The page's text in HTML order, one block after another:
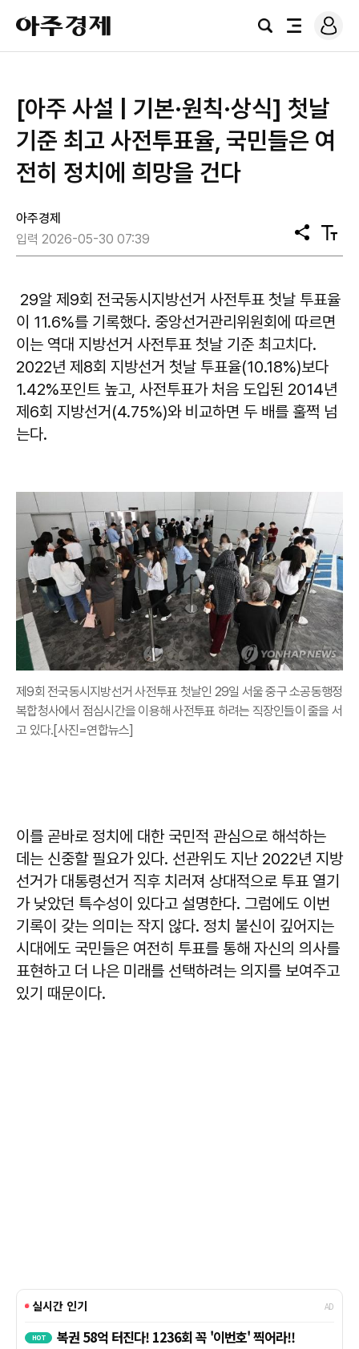
아
주
경
검
전
로
그
[아주 사설 | 기본·원칙·상식] 첫날
기준 최고 사전투표율, 국민들은 여
전히 정치에 희망을 건다
아주경제
입력 2026-05-30 07:39
공
유
텍
스
기
29알 제9회 전국동시지방선거 사전투표 첫날 투표율
이 11.6%를 기록했다. 중앙선거관리위원회에 따르면
이는 역대 지방선거 사전투표 첫날 기준 최고치다.
2022년 제8회 지방선거 첫날 투표율(10.18%)보다
1.42%포인트 높고, 사전투표가 처음 도입된 2014년
제6회 지방선거(4.75%)와 비교하면 두 배를 훌쩍 넘
는다.
제9회 전국동시지방선거 사전투표 첫날인 29일 서울 중구 소공동행정
복합청사에서 점심시간을 이용해 사전투표 하려는 직장인들이 줄을 서
고 있다.[사진=연합뉴스]
이를 곧바로 정치에 대한 국민적 관심으로 해석하는
데는 신중할 필요가 있다. 선관위도 지난 2022년 지방
선거가 대통령선거 직후 치러져 상대적으로 투표 열기
가 낮았던 특수성이 있다고 설명한다. 그럼에도 이번
기록이 갖는 의미는 작지 않다. 정치 불신이 깊어지는
시대에도 국민들은 여전히 투표를 통해 자신의 의사를
표현하고 더 나은 미래를 선택하려는 의지를 보여주고
있기 때문이다.